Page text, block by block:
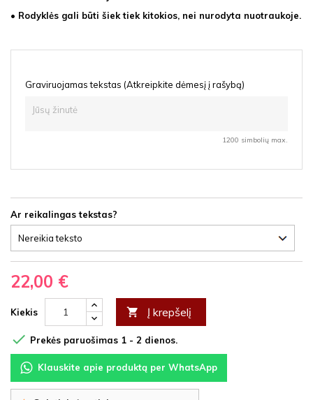
• Rodyklės gali būti šiek tiek kitokios, nei nurodyta nuotraukoje.
Graviruojamas tekstas (Atkreipkite dėmesį į rašybą)
1200 simbolių max.
Ar reikalingas tekstas?
22,00 €
Kiekis  Į krepšelį
 Prekės paruošimas 1 - 2 dienos.
Klauskite apie produktą per WhatsApp